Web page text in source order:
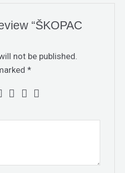
“ŠKOPAC
not be published.
*